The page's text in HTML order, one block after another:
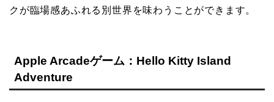
クが臨場感あふれる別世界を味わうことができます。
Apple Arcadeゲーム：Hello Kitty Island
Adventure